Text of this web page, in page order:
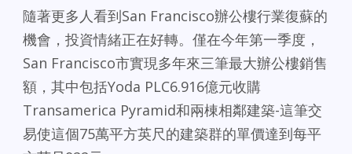
隨著更多人看到San Francisco辦公樓行業復蘇的
機會，投資情緒正在好轉。僅在今年第一季度，
San Francisco市實現多年來三筆最大辦公樓銷售
額，其中包括Yoda PLC6.916億元收購
Transamerica Pyramid和兩棟相鄰建築-這筆交
易使這個75萬平方英尺的建築群的單價達到每平